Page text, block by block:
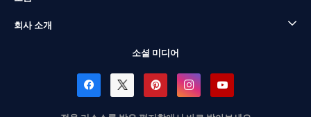
회사 소개
소셜 미디어